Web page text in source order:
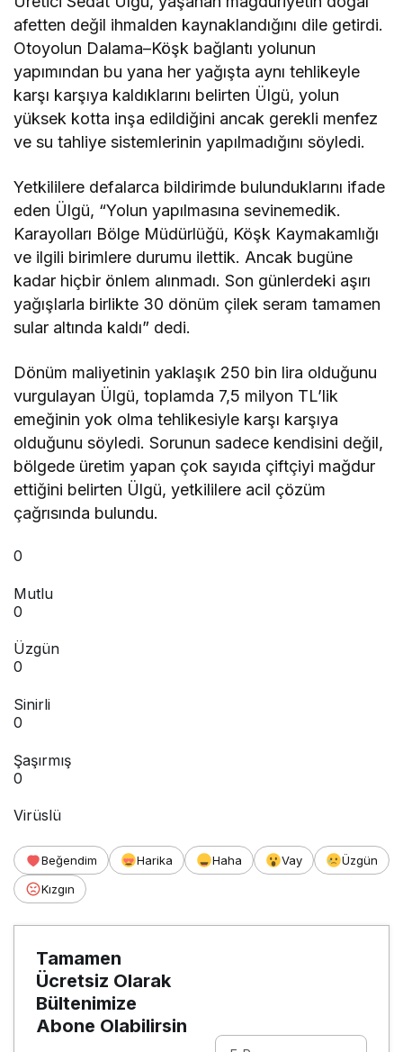
afetten değil ihmalden kaynaklandığını dile getirdi.
Otoyolun Dalama–Köşk bağlantı yolunun
yapımından bu yana her yağışta aynı tehlikeyle
karşı karşıya kaldıklarını belirten Ülgü, yolun
yüksek kotta inşa edildiğini ancak gerekli menfez
ve su tahliye sistemlerinin yapılmadığını söyledi.
Yetkililere defalarca bildirimde bulunduklarını ifade
eden Ülgü, “Yolun yapılmasına sevinemedik.
Karayolları Bölge Müdürlüğü, Köşk Kaymakamlığı
ve ilgili birimlere durumu ilettik. Ancak bugüne
kadar hiçbir önlem alınmadı. Son günlerdeki aşırı
yağışlarla birlikte 30 dönüm çilek seram tamamen
sular altında kaldı” dedi.
Dönüm maliyetinin yaklaşık 250 bin lira olduğunu
vurgulayan Ülgü, toplamda 7,5 milyon TL’lik
emeğinin yok olma tehlikesiyle karşı karşıya
olduğunu söyledi. Sorunun sadece kendisini değil,
bölgede üretim yapan çok sayıda çiftçiyi mağdur
ettiğini belirten Ülgü, yetkililere acil çözüm
çağrısında bulundu.
0
Mutlu
0
Üzgün
0
Sinirli
0
Şaşırmış
0
Virüslü
Beğendim Harika Haha Vay
Üzgün
Kızgın
Tamamen
Ücretsiz Olarak
Bültenimize
Abone Olabilirsin